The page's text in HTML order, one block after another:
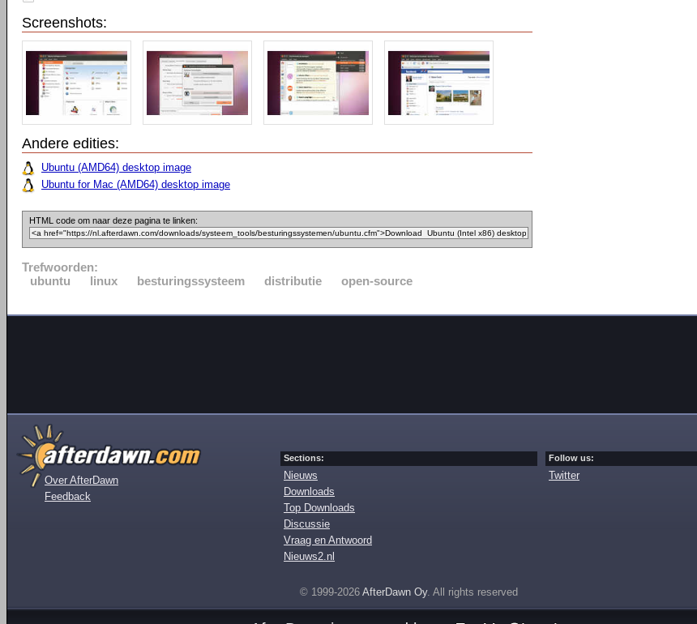
Screenshots:
Andere edities:
Ubuntu (AMD64) desktop image
Ubuntu for Mac (AMD64) desktop image
HTML code om naar deze pagina te linken:
Trefwoorden:
ubuntu
linux besturingssysteem distributie open-source
Over AfterDawn
Feedback
Sections:
Nieuws
Downloads
Top Downloads
Discussie
Vraag en Antwoord
Nieuws2.nl
Follow us:
Twitter
© 1999-2026 AfterDawn Oy. All rights reserved